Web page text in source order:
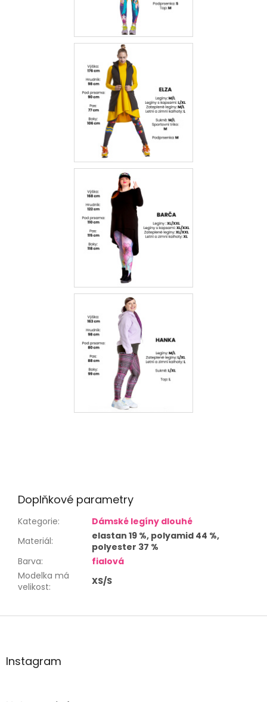
Doplňkové parametry
Kategorie:
Dámské legíny dlouhé
Materiál:
elastan 19 %, polyamid 44 %,
polyester 37 %
Barva:
fialová
Modelka má
velikost: XS/S
Z
aInstagram